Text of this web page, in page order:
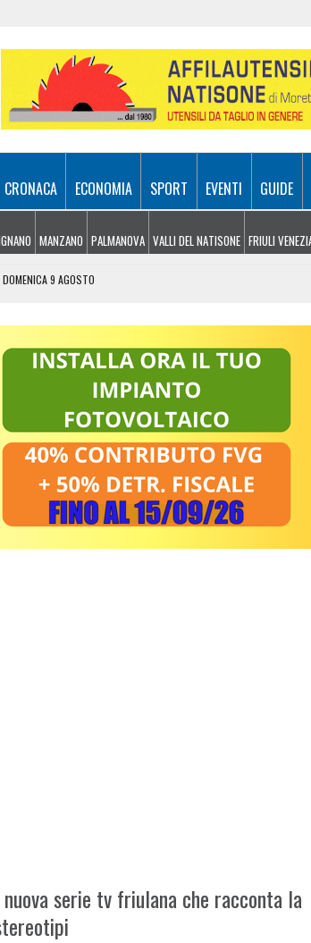
CRONACA ECONOMIA SPORT EVENTI GUIDE
MANZANO PALMANOVA VALLI DEL NATISONE FRIULI
9 AGOSTO
VENTENNE FERITO A BARCIS
UDINESE, BARCELLONA E NOTTINGHAM FOREST
serie tv friulana che racconta la